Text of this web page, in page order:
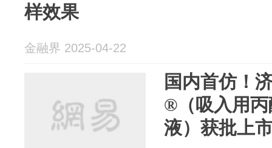
样效果
金融界 2025-04-22
国内首仿！
®（吸入用
液）获批上